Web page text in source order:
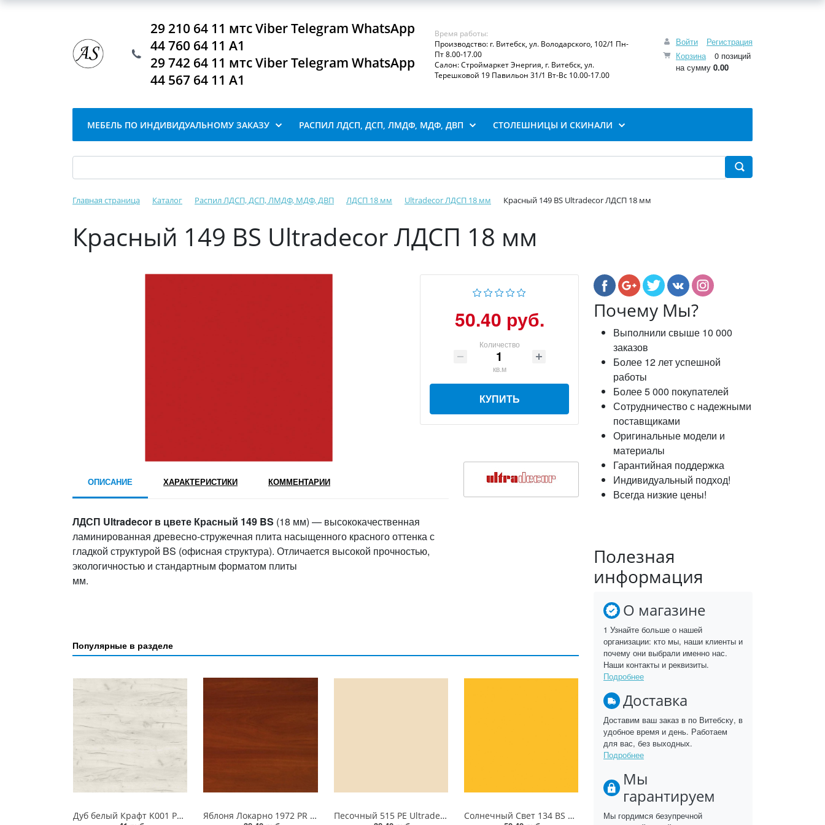
Войти
Регистрация
Корзина
0 позиций
на сумму 0.00
29 210 64 11 мтс Viber Telegram WhatsApp
44 760 64 11 А1
29 742 64 11 мтс Viber Telegram WhatsApp
44 567 64 11 А1
Время работы:
Производство: г. Витебск, ул. Володарского, 102/1 Пн-
Пт 8.00-17.00
Салон: Строймаркет Энергия, г. Витебск, ул.
Терешковой 19 Павильон 31/1 Вт-Вс 10.00-17.00
МЕБЕЛЬ ПО ИНДИВИДУАЛЬНОМУ ЗАКАЗУ РАСПИЛ ЛДСП, ДСП, ЛМДФ, МДФ, ДВП СТОЛЕШНИЦЫ И СКИНАЛИ
Главная страница Каталог Распил ЛДСП, ДСП, ЛМДФ, МДФ, ДВП ЛДСП 18 мм Ultradecor ЛДСП 18 мм Красный 149 BS Ultradecor ЛДСП 18 мм
Красный 149 BS Ultradecor ЛДСП 18 мм
50.40 руб.
Количество
кв.м
КУПИТЬ
ОПИСАНИЕ ХАРАКТЕРИСТИКИ КОММЕНТАРИИ
ЛДСП Ultradecor в цвете Красный 149 BS (18 мм) — высококачественная
ламинированная древесно-стружечная плита насыщенного красного оттенка с
гладкой структурой BS (офисная структура). Отличается высокой прочностью,
экологичностью и стандартным форматом плиты
мм.
Популярные в разделе
Дуб белый Крафт K001 PW Ultradecor ЛДСП 18 мм
Яблоня Локарно 1972 PR Ultradecor ЛДСП 18 мм
Песочный 515 PE Ultradecor ЛДСП 18 мм
Солнечный Свет 134 BS Ultradecor ЛДСП 18 мм
Почему Мы?
Выполнили свыше 10 000
заказов
Более 12 лет успешной
работы
Более 5 000 покупателей
Сотрудничество с надежными
поставщиками
Оригинальные модели и
материалы
Гарантийная поддержка
Индивидуальный подход!
Всегда низкие цены!
Полезная
информация
О магазине
1 Узнайте больше о нашей
организации: кто мы, наши клиенты и
почему они выбрали именно нас.
Наши контакты и реквизиты.
Подробнее
Доставка
Доставим ваш заказ в по Витебску, в
удобное время и день. Работаем
для вас, без выходных.
Подробнее
Мы
гарантируем
Мы гордимся безупречной